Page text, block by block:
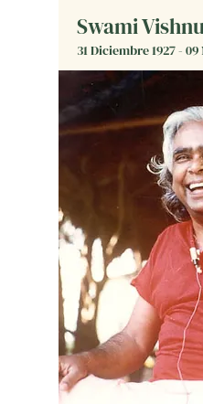
Swami
31 Diciembre 1927 -